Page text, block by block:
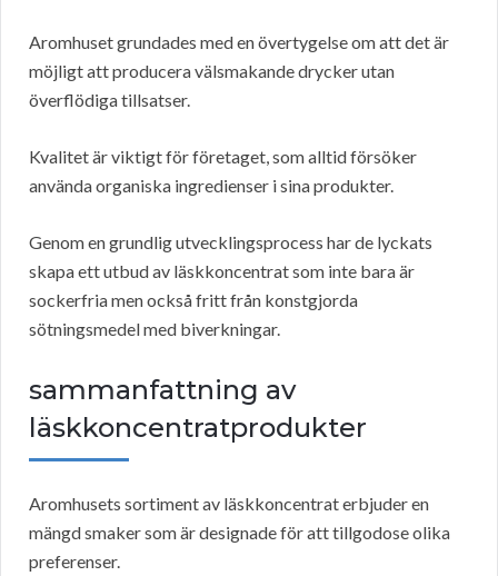
Aromhuset grundades med en övertygelse om att det är
möjligt att producera välsmakande drycker utan
överflödiga tillsatser.
Kvalitet är viktigt för företaget, som alltid försöker
använda organiska ingredienser i sina produkter.
Genom en grundlig utvecklingsprocess har de lyckats
skapa ett utbud av läskkoncentrat som inte bara är
sockerfria men också fritt från konstgjorda
sötningsmedel med biverkningar.
sammanfattning av
läskkoncentratprodukter
Aromhusets sortiment av läskkoncentrat erbjuder en
mängd smaker som är designade för att tillgodose olika
preferenser.